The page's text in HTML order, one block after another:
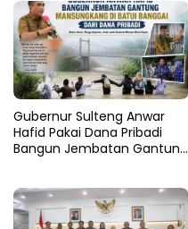
Gubernur Sulteng Anwar
Hafid Pakai Dana Pribadi
Bangun Jembatan Gantung